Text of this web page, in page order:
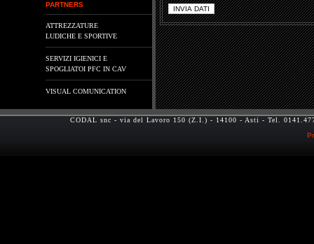
PARTNERS
ATTREZZATURE
LUDICHE E SPORTIVE
SERVIZI IGIENICI E
SPOGLIATOI PFC IN CAV
VISUAL COMUNICATION
CODAL snc - via del Lavoro 150 (Z.I.) - 14100 - Asti - Tel.